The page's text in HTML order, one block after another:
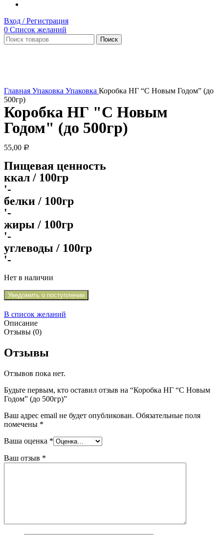
Вход / Регистрация
0 Список желаний
Поиск
Главная Упаковка Упаковка Коробка НГ “С Новым Годом” (до
500гр)
Коробка НГ "С Новым
Годом" (до 500гр)
55,00 Р
Пищевая ценность
ккал / 100гр
'-
белки / 100гр
'-
жиры / 100гр
'-
углеводы / 100гр
'-
Нет в наличии
Уведомить о поступлении
В список желаний
Описание
Отзывы (0)
Отзывы
Отзывов пока нет.
Будьте первым, кто оставил отзыв на “Коробка НГ “С Новым
Годом” (до 500гр)”
Ваш адрес email не будет опубликован. Обязательные поля
помечены *
Ваша оценка *
Ваш отзыв *